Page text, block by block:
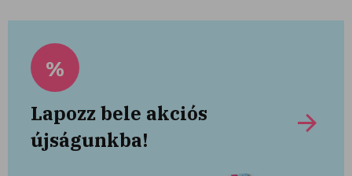
%
Lapozz bele akciós
újságunkba!